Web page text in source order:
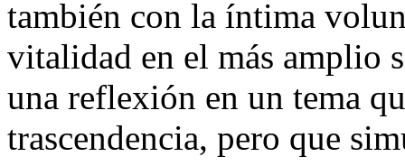
también con la íntima
vitalidad en el más amplio
una reflexión en un tema
trascendencia, pero que